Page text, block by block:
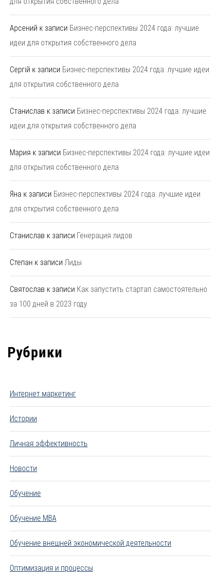
Арсений к записи Бизнес-перспективы 2024 года: лучшие
идеи для открытия собственного дела
Сергій к записи Бизнес-перспективы 2024 года: лучшие идеи
для открытия собственного дела
Станислав к записи Бизнес-перспективы 2024 года: лучшие
идеи для открытия собственного дела
Мария к записи Бизнес-перспективы 2024 года: лучшие идеи
для открытия собственного дела
Яна к записи Бизнес-перспективы 2024 года: лучшие идеи
для открытия собственного дела
Станислав к записи Генерация лидов
Степан к записи Лиды
Святослав к записи Как запустить стартап самостоятельно
за 100 дней в 2023 году
Рубрики
Интернет маркетинг
Истории
Личная эффективность
Новости
Обучение
Обучение MBA
Обучение внешней экономической деятельности
Оптимизация и процессы